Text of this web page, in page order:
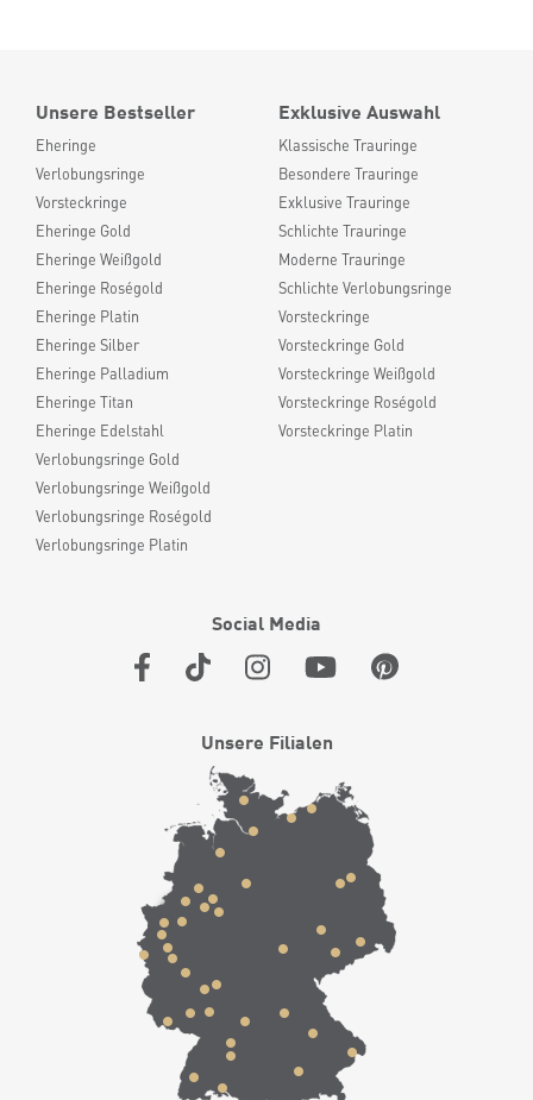
Unsere Bestseller
Eheringe
Verlobungsringe
Vorsteckringe
Eheringe Gold
Eheringe Weißgold
Eheringe Roségold
Eheringe Platin
Eheringe Silber
Eheringe Palladium
Eheringe Titan
Eheringe Edelstahl
Verlobungsringe Gold
Verlobungsringe Weißgold
Verlobungsringe Roségold
Verlobungsringe Platin
Exklusive Auswahl
Klassische Trauringe
Besondere Trauringe
Exklusive Trauringe
Schlichte Trauringe
Moderne Trauringe
Schlichte Verlobungsringe
Vorsteckringe
Vorsteckringe Gold
Vorsteckringe Weißgold
Vorsteckringe Roségold
Vorsteckringe Platin
Social Media
Unsere Filialen